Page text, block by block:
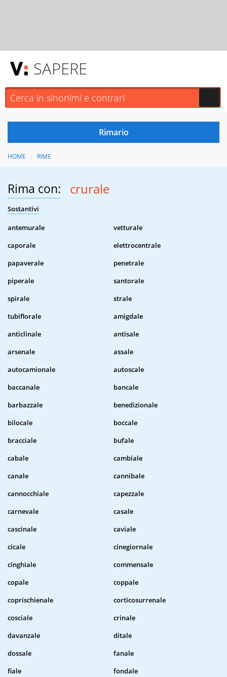
SAPERE
HOME RIME
Rima con: crurale
Sostantivi
antemurale
vetturale
caporale
elettrocentrale
papaverale
penetrale
piperale
santorale
spirale
strale
tubiflorale
amigdale
anticlinale
antisale
arsenale
assale
autocamionale
autoscale
baccanale
bancale
barbazzale
benedizionale
bilocale
boccale
bracciale
bufale
cabale
cambiale
canale
cannibale
cannocchiale
capezzale
carnevale
casale
cascinale
caviale
cicale
cinegiornale
cinghiale
commensale
copale
coppale
coprischienale
corticosurrenale
cosciale
crinale
davanzale
ditale
dossale
fanale
fiale
fondale